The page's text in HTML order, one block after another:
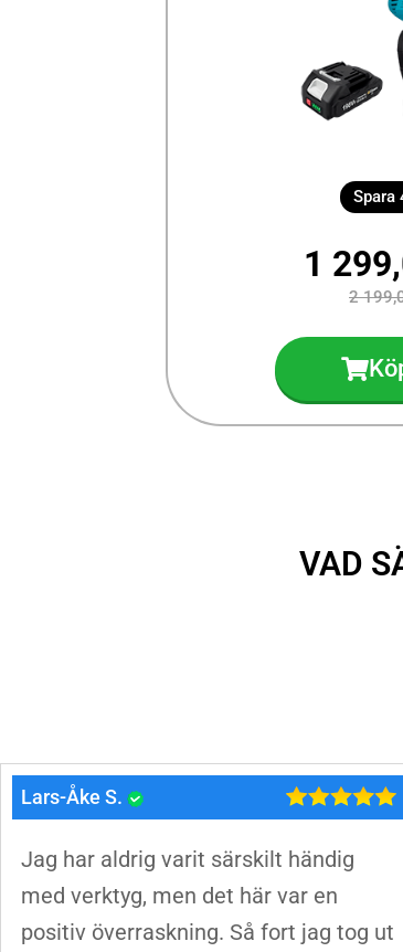
Spara
1
2
VAD
Lars-Åke S.
Jag har aldrig varit särskilt händig
med verktyg, men det här var en
positiv överraskning. Så fort jag tog ut